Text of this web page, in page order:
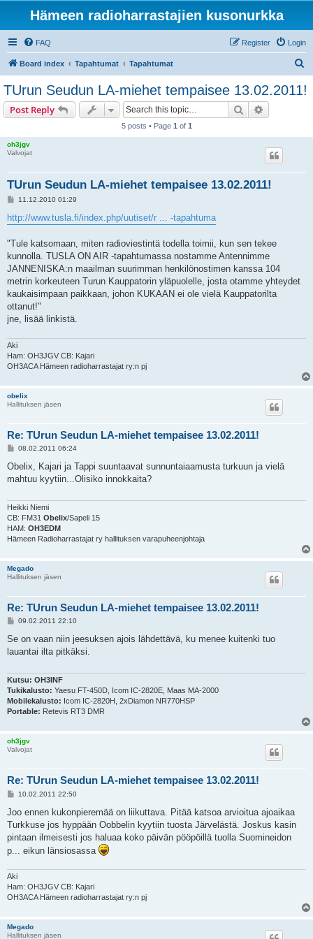
Hämeen radioharrastajien kusonurkka
FAQ Login
Register
Board index Tapahtumat Tapahtumat
a
TUrun Seudun LA-miehet tempaisee 13.02.2011!
Post Reply Search
5 posts • Page 1 of 1
oh3jgv
Valvojat
TUrun Seudun LA-miehet tempaisee 13.02.2011!
P
s
t
11.12.2010 01:29
http://www.tusla.fi/index.php/uutiset/r ... -tapahtuma
"Tule katsomaan, miten radioviestintä todella toimii, kun sen tekee
kunnolla. TUSLA ON AIR -tapahtumassa nostamme Antennimme
JANNENISKA:n maailman suurimman henkilönostimen kanssa 104
metrin korkeuteen Turun Kauppatorin yläpuolelle, josta otamme yhteydet
kaukaisimpaan paikkaan, johon KUKAAN ei ole vielä Kauppatorilta
ottanut!"
jne, lisää linkistä.
Aki
Ham: OH3JGV CB: Kajari
OH3ACA Hämeen radioharrastajat ry:n pj
obelix
Hallituksen jäsen
Re: TUrun Seudun LA-miehet tempaisee 13.02.2011!
P
s
08.02.2011 06:24
Obelix, Kajari ja Tappi suuntaavat sunnuntaiaamusta turkuun ja vielä
mahtuu kyytiin...Olisiko innokkaita?
Heikki Niemi
CB: FM31 Obelix/Sapeli 15
HAM: OH3EDM
Hämeen Radioharrastajat ry hallituksen varapuheenjohtaja
Megado
Hallituksen jäsen
Re: TUrun Seudun LA-miehet tempaisee 13.02.2011!
P
s
09.02.2011 22:10
Se on vaan niin jeesuksen ajois lähdettävä, ku menee kuitenki tuo
lauantai ilta pitkäksi.
Kutsu: OH3INF
Tukikalusto: Yaesu FT-450D, Icom IC-2820E, Maas MA-2000
Mobilekalusto: Icom IC-2820H, 2xDiamon NR770HSP
Portable: Retevis RT3 DMR
oh3jgv
Valvojat
Re: TUrun Seudun LA-miehet tempaisee 13.02.2011!
P
s
10.02.2011 22:50
Joo ennen kukonpieremää on liikuttava. Pitää katsoa arvioitua ajoaikaa
Turkkuse jos hyppään Oobbelin kyytiin tuosta Järvelästä. Joskus kasin
pintaan ilmeisesti jos haluaa koko päivän pööpöillä tuolla Suomineidon
p... eikun länsiosassa
Aki
Ham: OH3JGV CB: Kajari
OH3ACA Hämeen radioharrastajat ry:n pj
Megado
Hallituksen jäsen